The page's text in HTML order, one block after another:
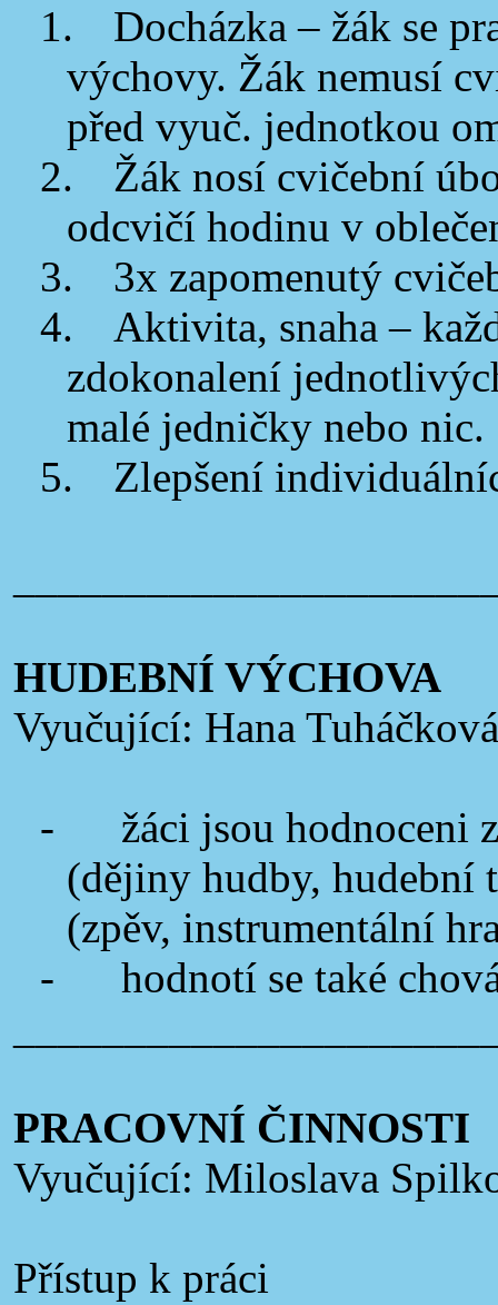
1.
Docházka – žák se
výchovy. Žák nemusí
před vyuč. jednotkou
2.
Žák nosí cvičební
odcvičí hodinu v
3.
3x zapomenutý
4.
Aktivita, snaha –
zdokonalení
malé jedničky nebo nic.
5.
Zlepšení
HUDEBNÍ VÝCHOVA
Vyučující: Hana Tuháčková
-
žáci jsou hodnoceni
(dějiny hudby, hudební
(zpěv, instrumentální
-
hodnotí se také
PRACOVNÍ ČINNOSTI
Vyučující: Miloslava
Přístup k práci